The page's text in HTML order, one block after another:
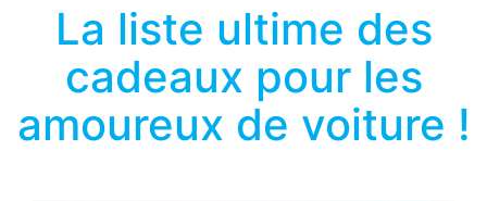
La liste ultime des
cadeaux pour les
amoureux de voiture !